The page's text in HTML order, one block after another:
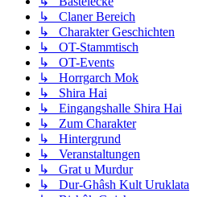
↳ Claner Bereich
↳ Charakter Geschichten
↳ OT-Stammtisch
↳ OT-Events
↳ Horrgarch Mok
↳ Shira Hai
↳ Eingangshalle Shira Hai
↳ Zum Charakter
↳ Hintergrund
↳ Veranstaltungen
↳ Grat u Murdur
↳ Dur-Ghâsh Kult Uruklata